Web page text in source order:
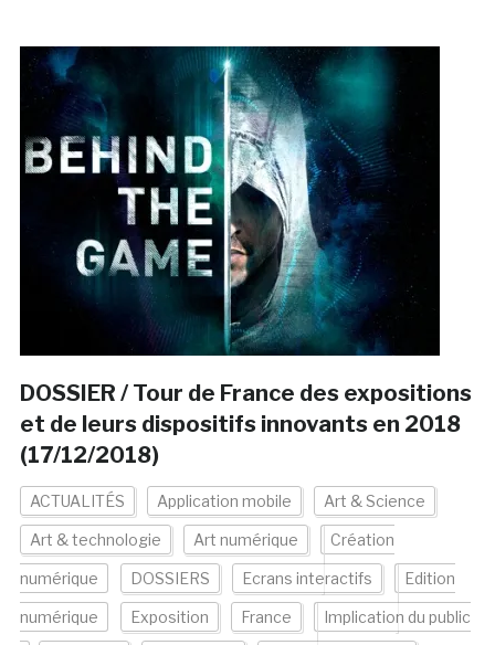
DOSSIER / Tour de France des expositions
et de leurs dispositifs innovants en 2018
(17/12/2018)
ACTUALITÉS Application mobile Art & Science
Art & technologie Art numérique Création
numérique DOSSIERS Ecrans interactifs Edition
numérique Exposition France Implication du public